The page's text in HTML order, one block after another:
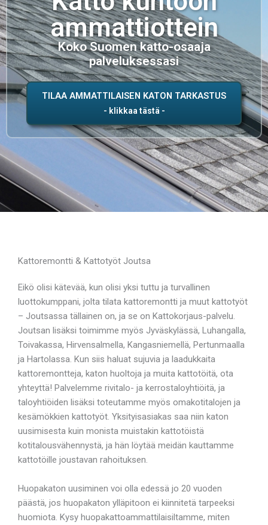
ammattiottein
Koko Suomen katto-osaaja
palveluksessasi
TILAA AMMATTILAISEN KATON TARKASTUS
Kattoremontti & Kattotyöt Joutsa
Eikö olisi kätevää, kun olisi yksi tuttu ja turvallinen
luottokumppani, jolta tilata kattoremontti ja muut kattotyöt
– Joutsassa tällainen on, ja se on Kattokorjaus-palvelu.
Joutsan lisäksi toimimme myös Jyväskylässä, Luhangalla,
Toivakassa, Hirvensalmella, Kangasniemellä, Pertunmaalla
ja Hartolassa. Kun siis haluat sujuvia ja laadukkaita
kattoremontteja, katon huoltoja ja muita kattotöitä, ota
yhteyttä! Palvelemme rivitalo- ja kerrostaloyhtiöitä, ja
taloyhtiöiden lisäksi toteutamme myös omakotitalojen ja
kesämökkien kattotyöt. Yksityisasiakas saa niin katon
uusimisesta kuin monista muistakin kattotöistä
kotitalousvähennystä, ja hän löytää meidän kauttamme
kattotöille joustavan rahoituksen.
Huopakaton uusiminen voi olla edessä jo 20 vuoden
päästä, jos huopakaton ylläpitoon ei kiinnitetä tarpeeksi
huomiota. Kysy huopakattoammattilaisiltamme, miten